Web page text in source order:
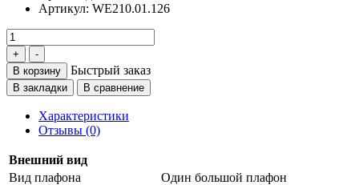
Артикул: WE210.01.126
В корзину Быстрый заказ
В закладки В сравнение
Характеристики
Отзывы (0)
Внешний вид
Вид плафона
Один большой плафон